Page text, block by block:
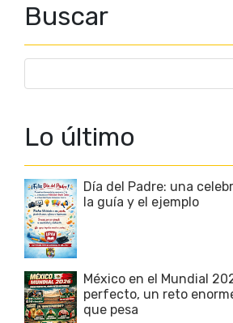
Buscar
Lo último
Día del Padre: una
la guía y el ejemplo
México en el Mundial
perfecto, un reto
que pesa